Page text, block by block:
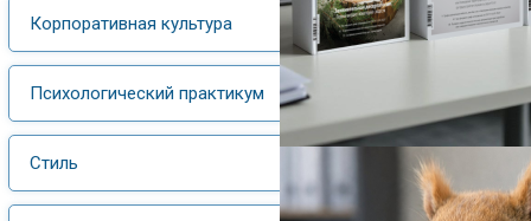
Корпоративная культура
Психологический практикум
Стиль